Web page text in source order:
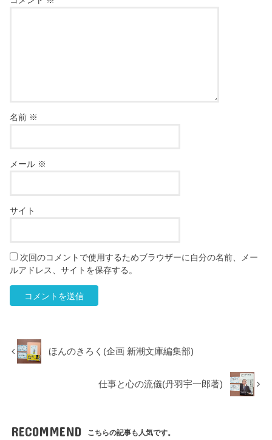
名前 ※
メール ※
サイト
次回のコメントで使用するためブラウザーに自分の名前、メー
ルアドレス、サイトを保存する。
ほんのきろく(企画 新潮文庫編集部)
仕事と心の流儀(丹羽宇一郎著)
RECOMMEND こちらの記事も人気です。